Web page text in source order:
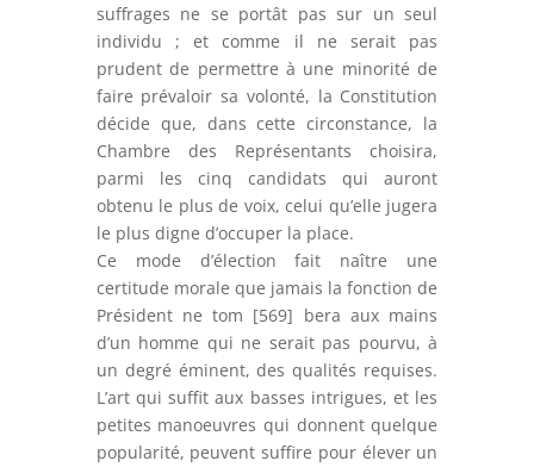
suffrages ne se portât pas sur un seul
individu ; et comme il ne serait pas
prudent de permettre à une minorité de
faire prévaloir sa volonté, la Constitution
décide que, dans cette circonstance, la
Chambre des Représentants choisira,
parmi les cinq candidats qui auront
obtenu le plus de voix, celui qu’elle jugera
le plus digne d’occuper la place.
Ce mode d’élection fait naître une
certitude morale que jamais la fonction de
Président ne tom [569] bera aux mains
d’un homme qui ne serait pas pourvu, à
un degré éminent, des qualités requises.
L’art qui suffit aux basses intrigues, et les
petites manoeuvres qui donnent quelque
popularité, peuvent suffire pour élever un